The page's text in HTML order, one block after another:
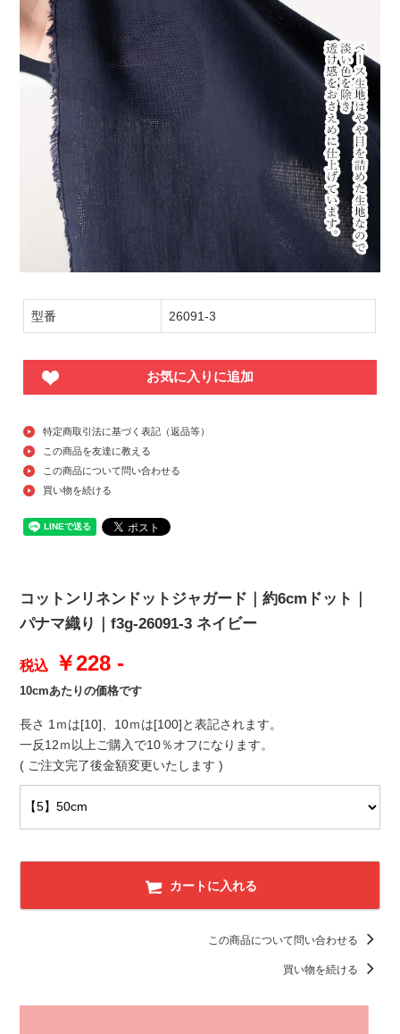
型番 26091-3
お気に入りに追加
特定商取引法に基づく表記（返品等）
この商品を友達に教える
この商品について問い合わせる
買い物を続ける
コットンリネンドットジャガード｜約6cmドット｜
パナマ織り｜f3g-26091-3 ネイビー
税込 ￥228 -
10cmあたりの価格です
長さ 1ｍは[10]、10ｍは[100]と表記されます。
一反12ｍ以上ご購入で10％オフになります。
( ご注文完了後金額変更いたします )
カートに入れる
この商品について問い合わせる
買い物を続ける